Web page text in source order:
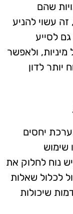
שהם
עשוי להניע
לסייע
ולאפשר
יותר לדון
יחסים
שימוש
נוח לחלוק את
לכלול שאלות
שיכולות